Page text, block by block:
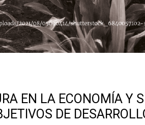
EN LA ECONOMÍA Y
DE